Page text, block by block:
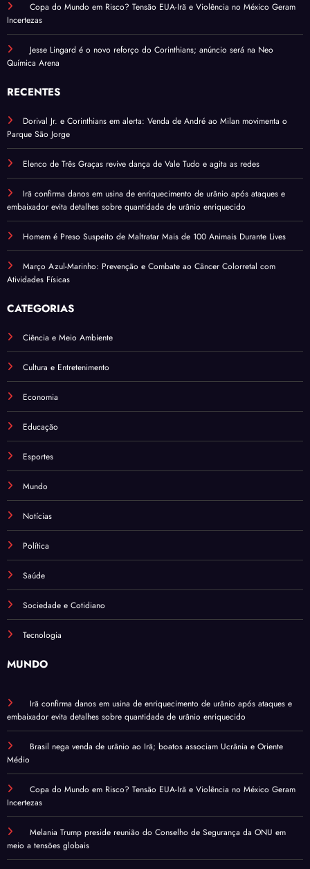
Copa do Mundo em Risco? Tensão EUA-Irã e Violência no México Geram
Incertezas
Jesse Lingard é o novo reforço do Corinthians; anúncio será na Neo
Química Arena
RECENTES
Dorival Jr. e Corinthians em alerta: Venda de André ao Milan movimenta o
Parque São Jorge
Elenco de Três Graças revive dança de Vale Tudo e agita as redes
Irã confirma danos em usina de enriquecimento de urânio após ataques e
embaixador evita detalhes sobre quantidade de urânio enriquecido
Homem é Preso Suspeito de Maltratar Mais de 100 Animais Durante Lives
Março Azul-Marinho: Prevenção e Combate ao Câncer Colorretal com
Atividades Físicas
CATEGORIAS
Ciência e Meio Ambiente
Cultura e Entretenimento
Economia
Educação
Esportes
Mundo
Notícias
Política
Saúde
Sociedade e Cotidiano
Tecnologia
MUNDO
Irã confirma danos em usina de enriquecimento de urânio após ataques e
embaixador evita detalhes sobre quantidade de urânio enriquecido
Brasil nega venda de urânio ao Irã; boatos associam Ucrânia e Oriente
Médio
Copa do Mundo em Risco? Tensão EUA-Irã e Violência no México Geram
Incertezas
Melania Trump preside reunião do Conselho de Segurança da ONU em
meio a tensões globais